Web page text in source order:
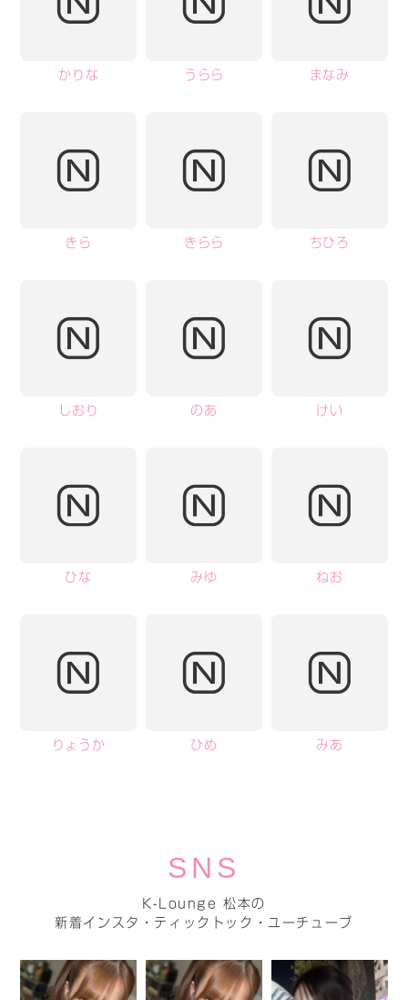
かりな うらら まなみ
きら きらら ちひろ
しおり のあ けい
ひな みゆ ねお
りょうか ひめ みあ
SNS
K-Lounge 松本の
新着インスタ・ティックトック・ユーチューブ